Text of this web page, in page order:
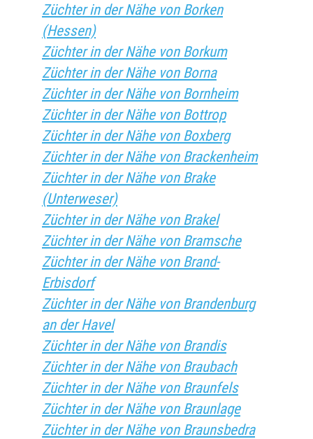
Züchter in der Nähe von Borken
(Hessen)
Züchter in der Nähe von Borkum
Züchter in der Nähe von Borna
Züchter in der Nähe von Bornheim
Züchter in der Nähe von Bottrop
Züchter in der Nähe von Boxberg
Züchter in der Nähe von Brackenheim
Züchter in der Nähe von Brake
(Unterweser)
Züchter in der Nähe von Brakel
Züchter in der Nähe von Bramsche
Züchter in der Nähe von Brand-
Erbisdorf
Züchter in der Nähe von Brandenburg
an der Havel
Züchter in der Nähe von Brandis
Züchter in der Nähe von Braubach
Züchter in der Nähe von Braunfels
Züchter in der Nähe von Braunlage
Züchter in der Nähe von Braunsbedra